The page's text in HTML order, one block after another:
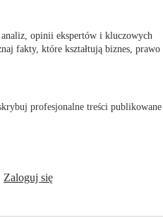
opinii ekspertów i kluczowych
fakty, które kształtują biznes, prawo
profesjonalne treści publikowane
Zaloguj się